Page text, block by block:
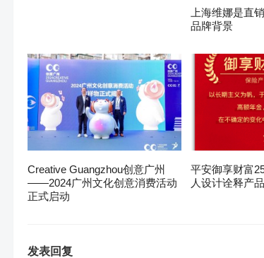
上海维娜是直
品牌背景
Creative Guangzhou创意广州
——2024广州文化创意消费活动
正式启动
平安御享财富
人设计诠释产
发表回复